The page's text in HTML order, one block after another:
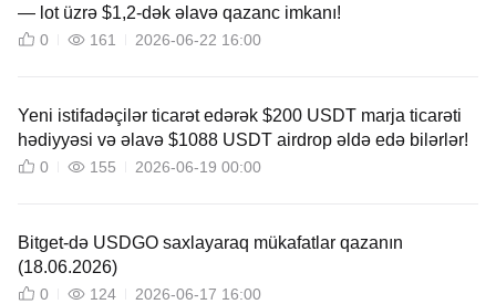
— lot üzrə $1,2-dək əlavə qazanc imkanı!
0 161 2026-06-22 16:00
Yeni istifadəçilər ticarət edərək $200 USDT marja ticarəti
hədiyyəsi və əlavə $1088 USDT airdrop əldə edə bilərlər!
0 155 2026-06-19 00:00
Bitget-də USDGO saxlayaraq mükafatlar qazanın
(18.06.2026)
0 124 2026-06-17 16:00